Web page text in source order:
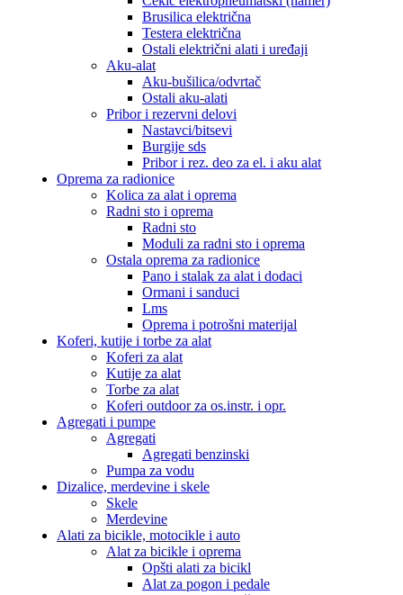
Brusilica električna
Testera električna
Ostali električni alati i uređaji
Aku-alat
Aku-bušilica/odvrtač
Ostali aku-alati
Pribor i rezervni delovi
Nastavci/bitsevi
Burgije sds
Pribor i rez. deo za el. i aku alat
Oprema za radionice
Kolica za alat i oprema
Radni sto i oprema
Radni sto
Moduli za radni sto i oprema
Ostala oprema za radionice
Pano i stalak za alat i dodaci
Ormani i sanduci
Lms
Oprema i potrošni materijal
Koferi, kutije i torbe za alat
Koferi za alat
Kutije za alat
Torbe za alat
Koferi outdoor za os.instr. i opr.
Agregati i pumpe
Agregati
Agregati benzinski
Pumpa za vodu
Dizalice, merdevine i skele
Skele
Merdevine
Alati za bicikle, motocikle i auto
Alat za bicikle i oprema
Opšti alati za bicikl
Alat za pogon i pedale